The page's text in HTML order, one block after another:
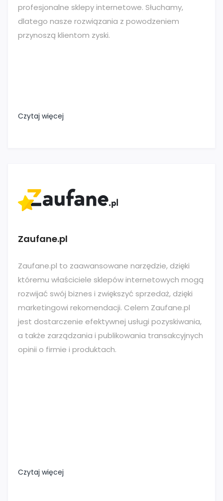
profesjonalne sklepy internetowe. Słuchamy,
dlatego nasze rozwiązania z powodzeniem
przynoszą klientom zyski.
Czytaj więcej
Zaufane.pl
Zaufane.pl to zaawansowane narzędzie, dzięki
któremu właściciele sklepów internetowych mogą
rozwijać swój biznes i zwiększyć sprzedaż, dzięki
marketingowi rekomendacji. Celem Zaufane.pl
jest dostarczenie efektywnej usługi pozyskiwania,
a także zarządzania i publikowania transakcyjnych
opinii o firmie i produktach.
Czytaj więcej